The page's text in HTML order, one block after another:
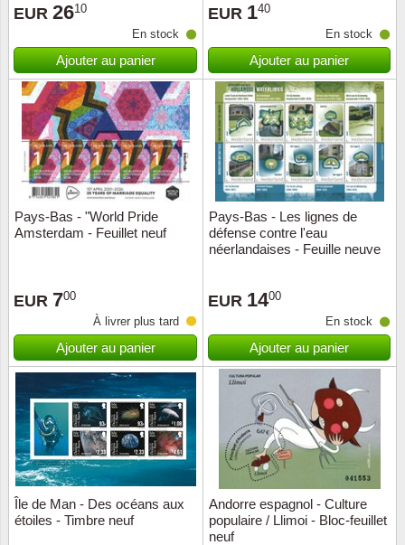
EUR 2610
En stock
Ajouter au panier
EUR 140
En stock
Ajouter au panier
Pays-Bas - "World Pride
Amsterdam - Feuillet neuf
EUR 700
À livrer plus tard
Ajouter au panier
Pays-Bas - Les lignes de
défense contre l'eau
néerlandaises - Feuille neuve
EUR 1400
En stock
Ajouter au panier
Île de Man - Des océans aux
étoiles - Timbre neuf
Andorre espagnol - Culture
populaire / Llimoi - Bloc-feuillet
neuf